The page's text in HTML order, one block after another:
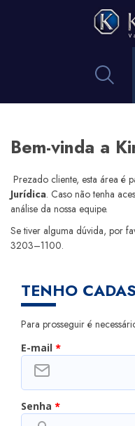
Bem-vinda a
Prezado cliente, esta área é
Jurídica. Caso não tenha
análise da nossa equipe.
Se tiver alguma dúvida, por
3203–1100.
TENHO
Para prosseguir é
E-mail *
Senha *